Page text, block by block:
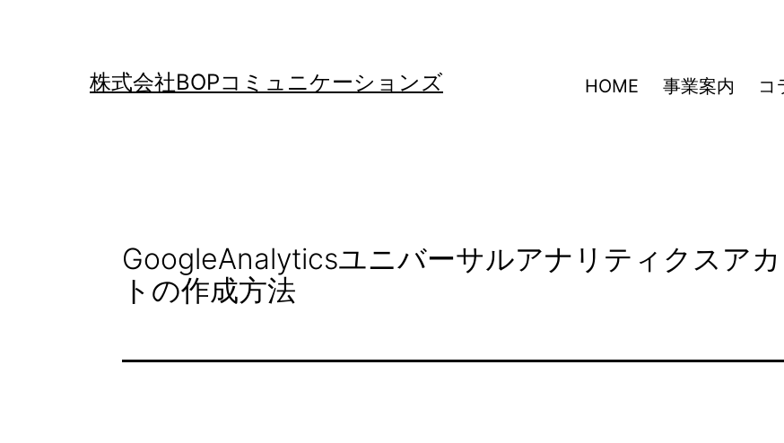
株式会社BOPコミュニケーションズ HOME 事業案内 コ
GoogleAnalyticsユニバーサルアナリティクスア
トの作成方法